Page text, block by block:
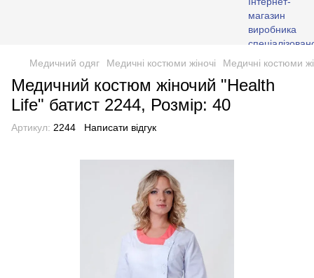
Медичний одяг Медичні костюми жіночі Медичні костюми
Медичний костюм жіночий "Health
Life" батист 2244, Розмір: 40
Артикул: 2244 Написати відгук